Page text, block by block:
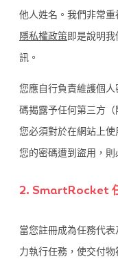
他人姓名。我們非常重
隱私權政策即是說明
訊。
您應自行負責維護個
碼揭露予任何第三方
您必須對於在網站上
您的密碼遭到盜用，則
2. SmartRocket
當您註冊成為任務代
力執行任務，使交付